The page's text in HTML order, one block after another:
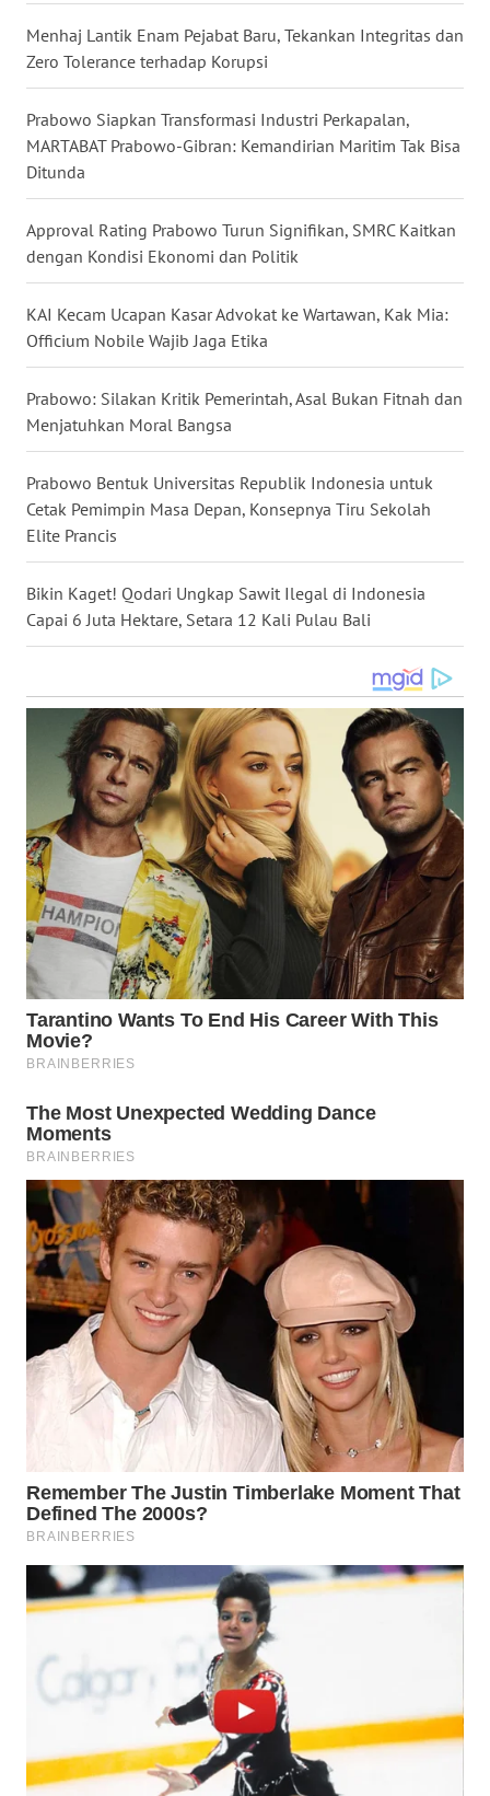
Menhaj Lantik Enam Pejabat Baru, Tekankan Integritas dan
Zero Tolerance terhadap Korupsi
Prabowo Siapkan Transformasi Industri Perkapalan,
MARTABAT Prabowo-Gibran: Kemandirian Maritim Tak Bisa
Ditunda
Approval Rating Prabowo Turun Signifikan, SMRC Kaitkan
dengan Kondisi Ekonomi dan Politik
KAI Kecam Ucapan Kasar Advokat ke Wartawan, Kak Mia:
Officium Nobile Wajib Jaga Etika
Prabowo: Silakan Kritik Pemerintah, Asal Bukan Fitnah dan
Menjatuhkan Moral Bangsa
Prabowo Bentuk Universitas Republik Indonesia untuk
Cetak Pemimpin Masa Depan, Konsepnya Tiru Sekolah
Elite Prancis
Bikin Kaget! Qodari Ungkap Sawit Ilegal di Indonesia
Capai 6 Juta Hektare, Setara 12 Kali Pulau Bali
KALTARA
KALSEL
WN
WN
SULSEL
WN
GORONTALO
WN
SULUT
WN
MALUKU
WN
MALUT
DAIRI
WN
DANAU
TOBA
WN
NIAS
WN
LANGKAT
WN
TAPANULI
SELATAN
WN
TANJUNG
LESUNG
WN
KARO
WN
SIMALUNGUN
WN
LABUHANBATU
WN
TAPANULI
TENGAH
WN DELI
SERDANG
TEBING
TINGGI
WN
PAKPAK